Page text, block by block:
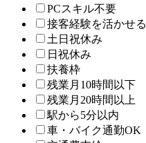
PCスキル不要
接客経験を活かせる
土日祝休み
日祝休み
扶養枠
残業月10時間以下
残業月20時間以上
駅から5分以内
車・バイク通勤OK